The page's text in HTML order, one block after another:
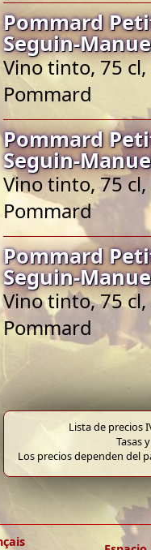
Pommard
Seguin-
Vino tinto, 75
Pommard
Pommard
Seguin-
Vino tinto, 75
Pommard
Pommard
Seguin-
Vino tinto, 75
Pommard
Lista de precios
Tasas
Los precios dependen del